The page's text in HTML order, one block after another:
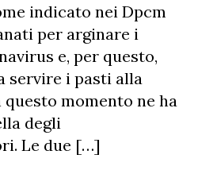
indicato nei Dpcm
per arginare i
e, per questo,
servire i pasti alla
momento ne ha
degli
Le due […]